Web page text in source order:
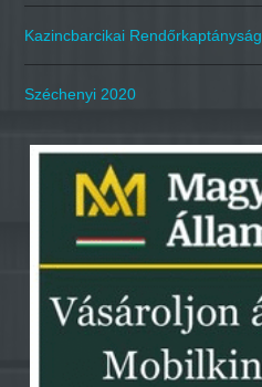
Kazincbarcikai Rendőrkaptányság
Széchenyi 2020